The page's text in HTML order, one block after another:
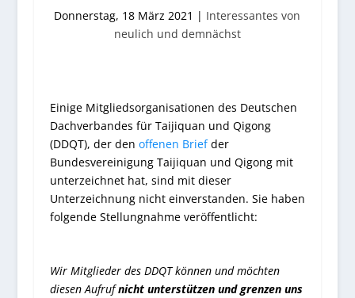
Donnerstag, 18 März 2021 | Interessantes von
neulich und demnächst
Einige Mitgliedsorganisationen des Deutschen
Dachverbandes für Taijiquan und Qigong
(DDQT), der den offenen Briefder
Bundesvereinigung Taijiquan und Qigong mit
unterzeichnet hat, sind mit dieser
Unterzeichnung nicht einverstanden. Sie haben
folgende Stellungnahme veröffentlicht:
Wir Mitglieder des DDQT können und möchten
diesen Aufrufnicht unterstützen und grenzen uns